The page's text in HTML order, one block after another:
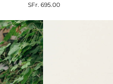
SFr. 695.00